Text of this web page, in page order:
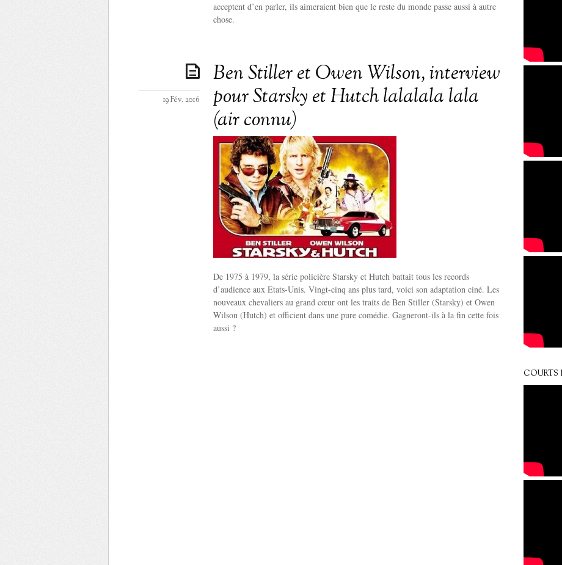
acceptent d’en parler, ils aimeraient bien que le reste du monde passe aussi à autre
chose.
Ben Stiller et Owen Wilson, interview
pour Starsky et Hutch lalalala lala
(air connu)
19 Fév. 2016
De 1975 à 1979, la série policière Starsky et Hutch battait tous les records
d’audience aux Etats-Unis. Vingt-cinq ans plus tard, voici son adaptation ciné. Les
nouveaux chevaliers au grand cœur ont les traits de Ben Stiller (Starsky) et Owen
Wilson (Hutch) et officient dans une pure comédie. Gagneront-ils à la fin cette fois
aussi ?
COURTS